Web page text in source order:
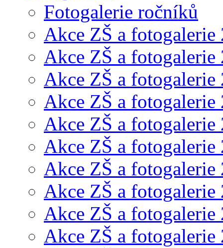
Fotogalerie ročníků
Akce ZŠ a fotogalerie
Akce ZŠ a fotogalerie
Akce ZŠ a fotogalerie
Akce ZŠ a fotogalerie
Akce ZŠ a fotogalerie
Akce ZŠ a fotogalerie
Akce ZŠ a fotogalerie
Akce ZŠ a fotogalerie
Akce ZŠ a fotogalerie
Akce ZŠ a fotogalerie